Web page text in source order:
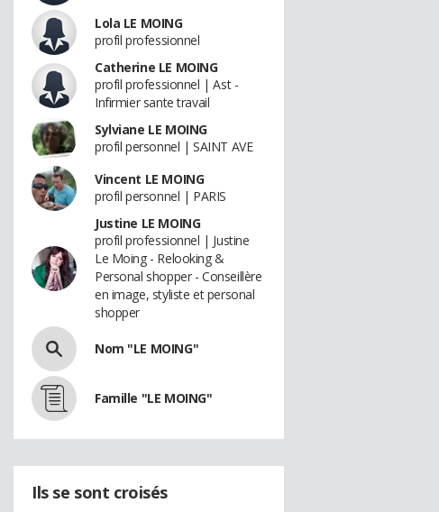
Lola LE MOING
profil professionnel
Catherine LE MOING
profil professionnel | Ast -
Infirmier sante travail
Sylviane LE MOING
profil personnel | SAINT AVE
Vincent LE MOING
profil personnel | PARIS
Justine LE MOING
profil professionnel | Justine
Le Moing - Relooking &
Personal shopper - Conseillère
en image, styliste et personal
shopper
Nom "LE MOING"
Famille "LE MOING"
Ils se sont croisés